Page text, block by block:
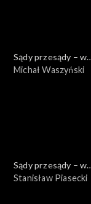
Sądy przesądy – w
powiększeniu
Michał Waszyński
Sądy przesądy – w
powiększeniu
Stanisław Piasecki